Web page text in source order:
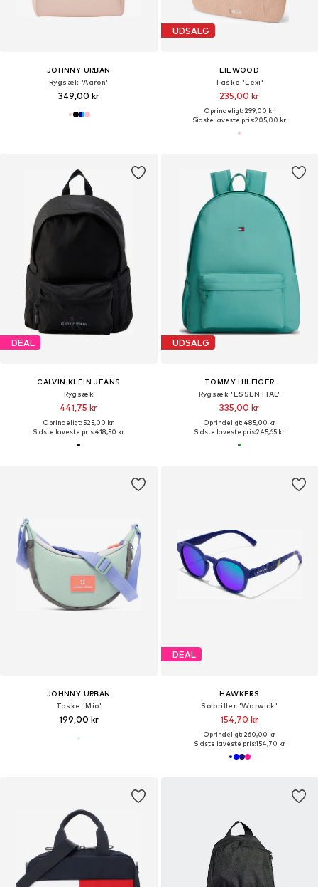
JOHNNY URBAN
Rygsæk 'Aaron'
349,00 kr
UDSALG
LIEWOOD
Taske 'Lexi'
235,00 kr
Oprindeligt: 299,00 kr
Sidste laveste pris:205,00 kr
DEAL
CALVIN KLEIN JEANS
Rygsæk
441,75 kr
Oprindeligt: 525,00 kr
Sidste laveste pris:418,50 kr
UDSALG
TOMMY HILFIGER
Rygsæk 'ESSENTIAL'
335,00 kr
Oprindeligt: 485,00 kr
Sidste laveste pris:245,65 kr
JOHNNY URBAN
Taske 'Mio'
199,00 kr
DEAL
HAWKERS
Solbriller 'Warwick'
154,70 kr
Oprindeligt: 260,00 kr
Sidste laveste pris:154,70 kr